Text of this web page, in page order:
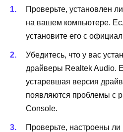
Проверьте, установлен
на вашем компьютере.
установите его с
Убедитесь, что у вас
драйверы Realtek Audio.
устаревшая версия
появляются проблемы с
Console.
Проверьте, настроены ли